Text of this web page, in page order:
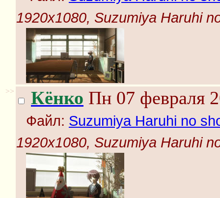
1920x1080, Suzumiya Haruhi
>> Кёнко Пн 07 февраля
Файл: Suzumiya Haruhi no
1920x1080, Suzumiya Haruhi